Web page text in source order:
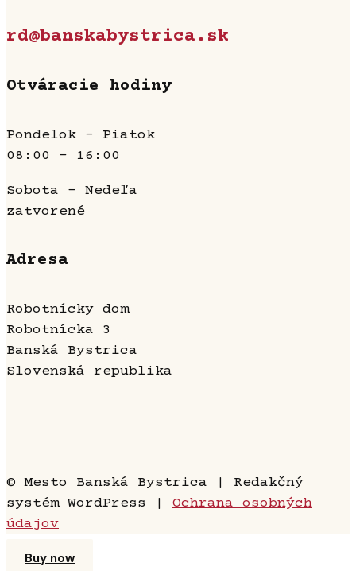
rd@banskabystrica.sk
Otváracie hodiny
Pondelok - Piatok
08:00 - 16:00
Sobota - Nedeľa
zatvorené
Adresa
Robotnícky dom
Robotnícka 3
Banská Bystrica
Slovenská republika
© Mesto Banská Bystrica | Redakčný
systém WordPress | Ochrana osobných
údajov
Buy now